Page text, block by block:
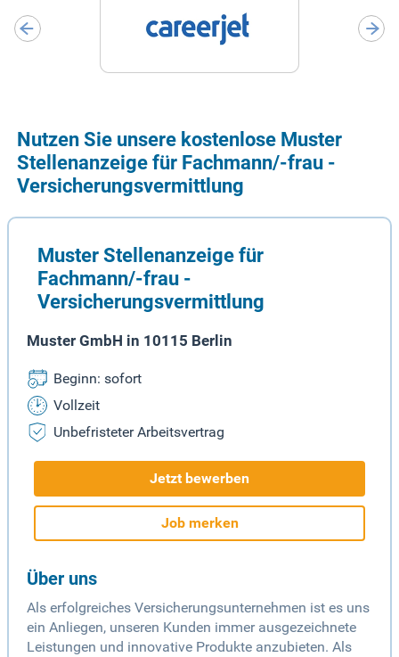
Nutzen Sie unsere kostenlose Muster
Stellenanzeige für Fachmann/-frau -
Versicherungsvermittlung
Muster Stellenanzeige für
Fachmann/-frau -
Versicherungsvermittlung
Muster GmbH in 10115 Berlin
Beginn: sofort
Vollzeit
Unbefristeter Arbeitsvertrag
Jetzt bewerben
Job merken
Über uns
Als erfolgreiches Versicherungsunternehmen ist es uns
ein Anliegen, unseren Kunden immer ausgezeichnete
Leistungen und innovative Produkte anzubieten. Als